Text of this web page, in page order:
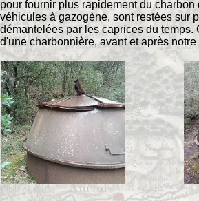
pour fournir plus rapidement du charbon
véhicules à gazogène, sont restées sur
démantelées par les caprices du temps.
d'une charbonnière, avant et après